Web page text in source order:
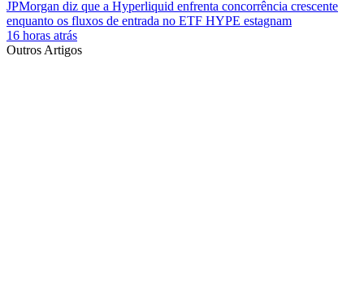
JPMorgan diz que a Hyperliquid enfrenta concorrência crescente
enquanto os fluxos de entrada no ETF HYPE estagnam
16 horas atrás
Outros Artigos